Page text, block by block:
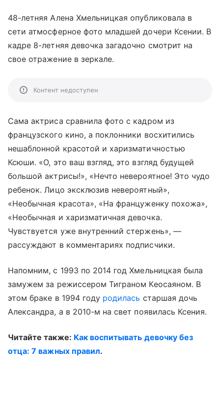
48-летняя Алена Хмельницкая опубликовала в
сети атмосферное фото младшей дочери Ксении. В
кадре 8-летняя девочка загадочно смотрит на
свое отражение в зеркале.
Контент недоступен
Сама актриса сравнила фото с кадром из
французского кино, а поклонники восхитились
нешаблонной красотой и харизматичностью
Ксюши. «О, это ваш взгляд, это взгляд будущей
большой актрисы!», «Нечто невероятное! Это чудо
ребенок. Лицо эксклюзив невероятный»,
«Необычная красота», «На француженку похожа»,
«Необычная и харизматичная девочка.
Чувствуется уже внутренний стержень», —
рассуждают в комментариях подписчики.
Напомним, с 1993 по 2014 год Хмельницкая была
замужем за режиссером Тиграном Кеосаяном. В
этом браке в 1994 году родилась старшая дочь
Александра, а в 2010-м на свет появилась Ксения.
Читайте также: Как воспитывать девочку без
отца: 7 важных правил.